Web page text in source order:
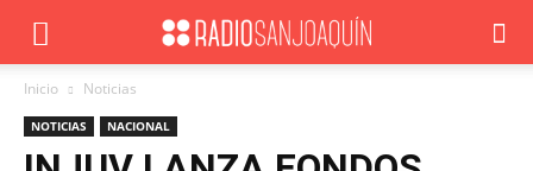
Inicio Noticias
NOTICIAS NACIONAL